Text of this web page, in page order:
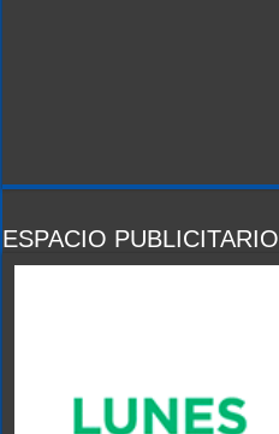
ESPACIO PUBLICITARIO